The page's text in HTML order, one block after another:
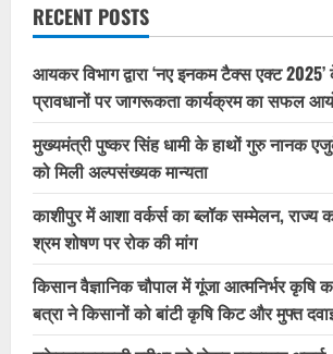
RECENT POSTS
आयकर विभाग द्वारा ‘नए इनकम टैक्स एक्ट 2025’
प्रावधानों पर जागरूकता कार्यक्रम का सफल
मुख्यमंत्री पुष्कर सिंह धामी के हाथों गुरु नानक
को मिली अल्पसंख्यक मान्यता
काशीपुर में आशा वर्कर्स का ब्लॉक सम्मेलन, राज्य
श्रम शोषण पर रोक की मांग
किसान वैज्ञानिक चौपाल में गूंजा आत्मनिर्भर कृषि
बत्रा ने किसानों को बांटी कृषि किट और मुफ्त